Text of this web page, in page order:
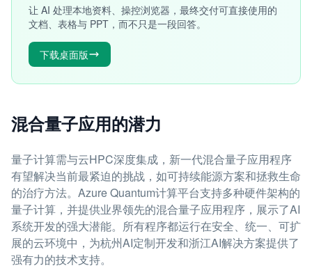
让 AI 处理本地资料、操控浏览器，最终交付可直接使用的
文档、表格与 PPT，而不只是一段回答。
下载桌面版
混合量子应用的潜力
量子计算需与云HPC深度集成，新一代混合量子应用程序
有望解决当前最紧迫的挑战，如可持续能源方案和拯救生命
的治疗方法。Azure Quantum计算平台支持多种硬件架构的
量子计算，并提供业界领先的混合量子应用程序，展示了AI
系统开发的强大潜能。所有程序都运行在安全、统一、可扩
展的云环境中，为杭州AI定制开发和浙江AI解决方案提供了
强有力的技术支持。